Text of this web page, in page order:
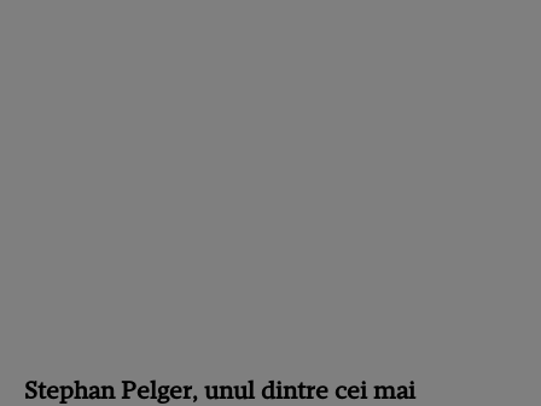
Stephan Pelger, unul dintre cei mai